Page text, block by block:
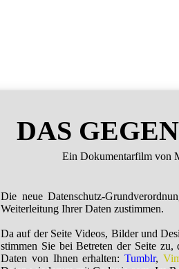
DAS
Ein Dokumentarfilm von
Die neue Datenschutz-
Weiterleitung Ihrer Daten zustimmen.
Da auf der Seite Videos, Bilder und
stimmen Sie bei Betreten der Seite zu,
Daten von Ihnen erhalten:Tumblr,